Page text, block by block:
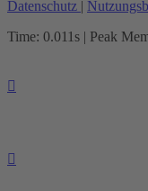
Datenschutz |
Time: 0.011s | Peak